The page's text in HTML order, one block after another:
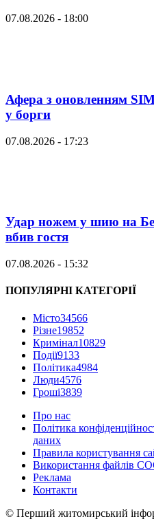
07.08.2026 - 18:00
Афера з оновленням
у борги
07.08.2026 - 17:23
Удар ножем у шию на
вбив гостя
07.08.2026 - 15:32
ПОПУЛЯРНІ КАТЕГОРІЇ
Місто34566
Різне19852
Кримінал10829
Події9133
Політика4984
Люди4576
Гроші3839
Про нас
Політика
даних
Правила користування
Використання файлів
Реклама
Контакти
© Перший житомирський